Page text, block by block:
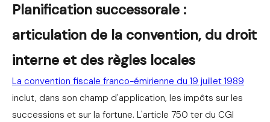
Planification successorale :
articulation de la convention, du droit
interne et des règles locales
La convention fiscale franco-émirienne du 19 juillet 1989
inclut, dans son champ d'application, les impôts sur les
successions et sur la fortune. L'article 750 ter du CGI